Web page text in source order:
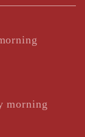
morning